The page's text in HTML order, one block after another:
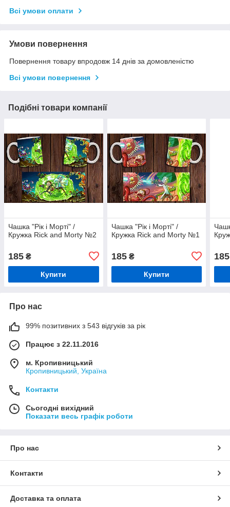
Всі умови оплати
Умови повернення
Повернення товару впродовж 14 днів за домовленістю
Всі умови повернення
Подібні товари компанії
Чашка "Рік і Морті" /
Кружка Rick and Morty №2
185 ₴
Купити
Чашка "Рік і Морті" /
Кружка Rick and Morty №1
185₴
Купити
185
Про нас
99% позитивних з 543 відгуків за рік
Працює з 22.11.2016
м. Кропивницький
Кропивницький, Україна
Контакти
Сьогодні вихідний
Показати весь графік роботи
Про нас
Контакти
Доставка та оплата